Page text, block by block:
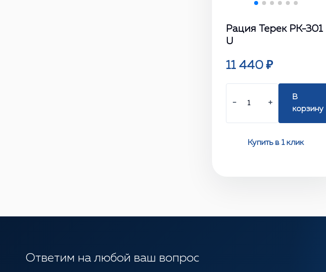
Рация Терек РК-301
U
11 440 ₽
− +
В
корзину
Купить в 1 клик
Ответим на любой ваш вопрос